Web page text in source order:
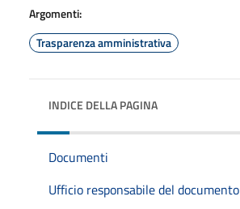
Argomenti:
Trasparenza amministrativa
INDICE DELLA PAGINA
Documenti
Ufficio responsabile del documento